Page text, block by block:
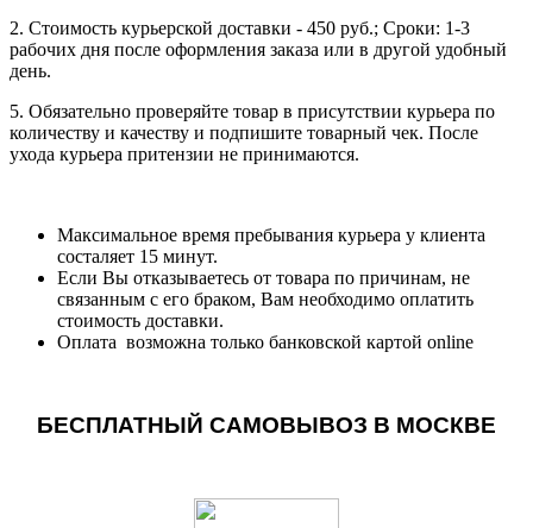
2. Стоимость курьерской доставки - 450 руб.; Сроки: 1-3
рабочих дня после оформления заказа или в другой удобный
день.
5. Обязательно проверяйте товар в присутствии курьера по
количеству и качеству и подпишите товарный чек. После
ухода курьера притензии не принимаются.
Максимальное время пребывания курьера у клиента
состаляет 15 минут.
Если Вы отказываетесь от товара по причинам, не
связанным с его браком, Вам необходимо оплатить
стоимость доставки.
Оплата возможна только банковской картой online
БЕСПЛАТНЫЙ САМОВЫВОЗ В МОСКВЕ